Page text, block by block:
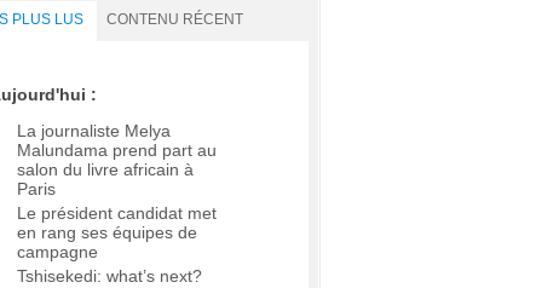
PLUS LUS CONTENU RÉCENT
:
La journaliste Melya
Malundama prend part au
salon du livre africain à
Paris
Le président candidat met
en rang ses équipes de
campagne
Tshisekedi: what’s next?